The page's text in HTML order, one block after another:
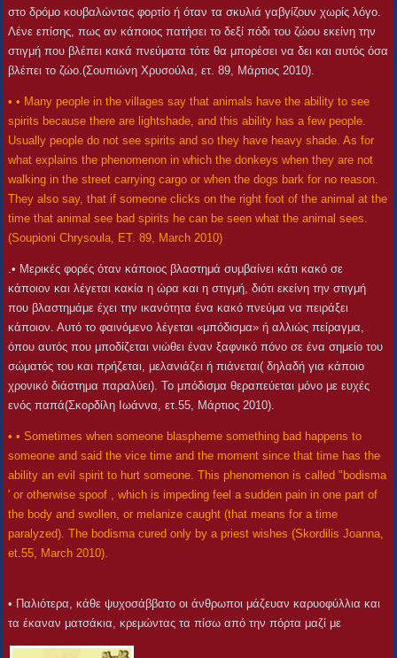
στο δρόμο κουβαλώντας φορτίο ή όταν τα σκυλιά γαβγίζουν χωρίς λόγο.
Λένε επίσης, πως αν κάποιος πατήσει το δεξί πόδι του ζώου εκείνη την
στιγμή που βλέπει κακά πνεύματα τότε θα μπορέσει να δει και αυτός όσα
βλέπει το ζώο.(Σουπιώνη Χρυσούλα, ετ. 89, Μάρτιος 2010).
• • Many people in the villages say that animals have the ability to see
spirits because there are lightshade, and this ability has a few people.
Usually people do not see spirits and so they have heavy shade. As for
what explains the phenomenon in which the donkeys when they are not
walking in the street carrying cargo or when the dogs bark for no reason.
They also say, that if someone clicks on the right foot of the animal at the
time that animal see bad spirits he can be seen what the animal sees.
(Soupioni Chrysoula, ET. 89, March 2010)
.• Μερικές φορές όταν κάποιος βλαστημά συμβαίνει κάτι κακό σε
κάποιον και λέγεται κακία η ώρα και η στιγμή, διότι εκείνη την στιγμή
που βλαστημάμε έχει την ικανότητα ένα κακό πνεύμα να πειράξει
κάποιον. Αυτό το φαινόμενο λέγεται «μπόδισμα» ή αλλιώς πείραγμα,
όπου αυτός που μποδίζεται νιώθει έναν ξαφνικό πόνο σε ένα σημείο του
σώματός του και πρήζεται, μελανιάζει ή πιάνεται( δηλαδή για κάποιο
χρονικό διάστημα παραλύει). Το μπόδισμα θεραπεύεται μόνο με ευχές
ενός παπά(Σκορδίλη Ιωάννα, ετ.55, Μάρτιος 2010).
• • Sometimes when someone blaspheme something bad happens to
someone and said the vice time and the moment since that time has the
ability an evil spirit to hurt someone. This phenomenon is called "bodisma
' or otherwise spoof , which is impeding feel a sudden pain in one part of
the body and swollen, or melanize caught (that means for a time
paralyzed). The bodisma cured only by a priest wishes (Skordilis Joanna,
et.55, March 2010).
• Παλιότερα, κάθε ψυχοσάββατο οι άνθρωποι μάζευαν καρυοφύλλια και
τα έκαναν ματσάκια, κρεμώντας τα πίσω από την πόρτα μαζί με